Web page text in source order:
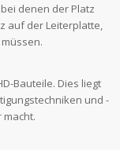
denen der Platz
auf der Leiterplatte,
Bauteile. Dies liegt
und -